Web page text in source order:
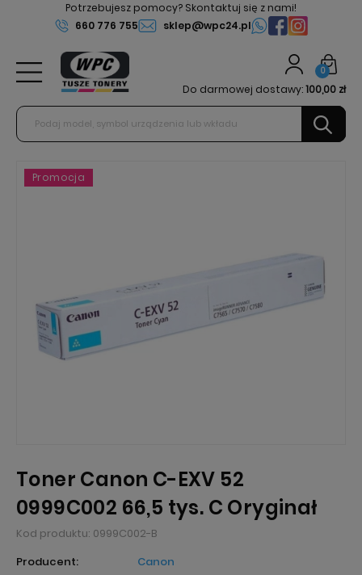
Potrzebujesz pomocy? Skontaktuj się z nami!
660 776 755
sklep@wpc24.pl
0
Do darmowej dostawy:100,00 zł
Promocja
Toner Canon C-EXV 52
0999C002 66,5 tys. C Oryginał
Kod produktu: 0999C002-B
Producent:
Canon